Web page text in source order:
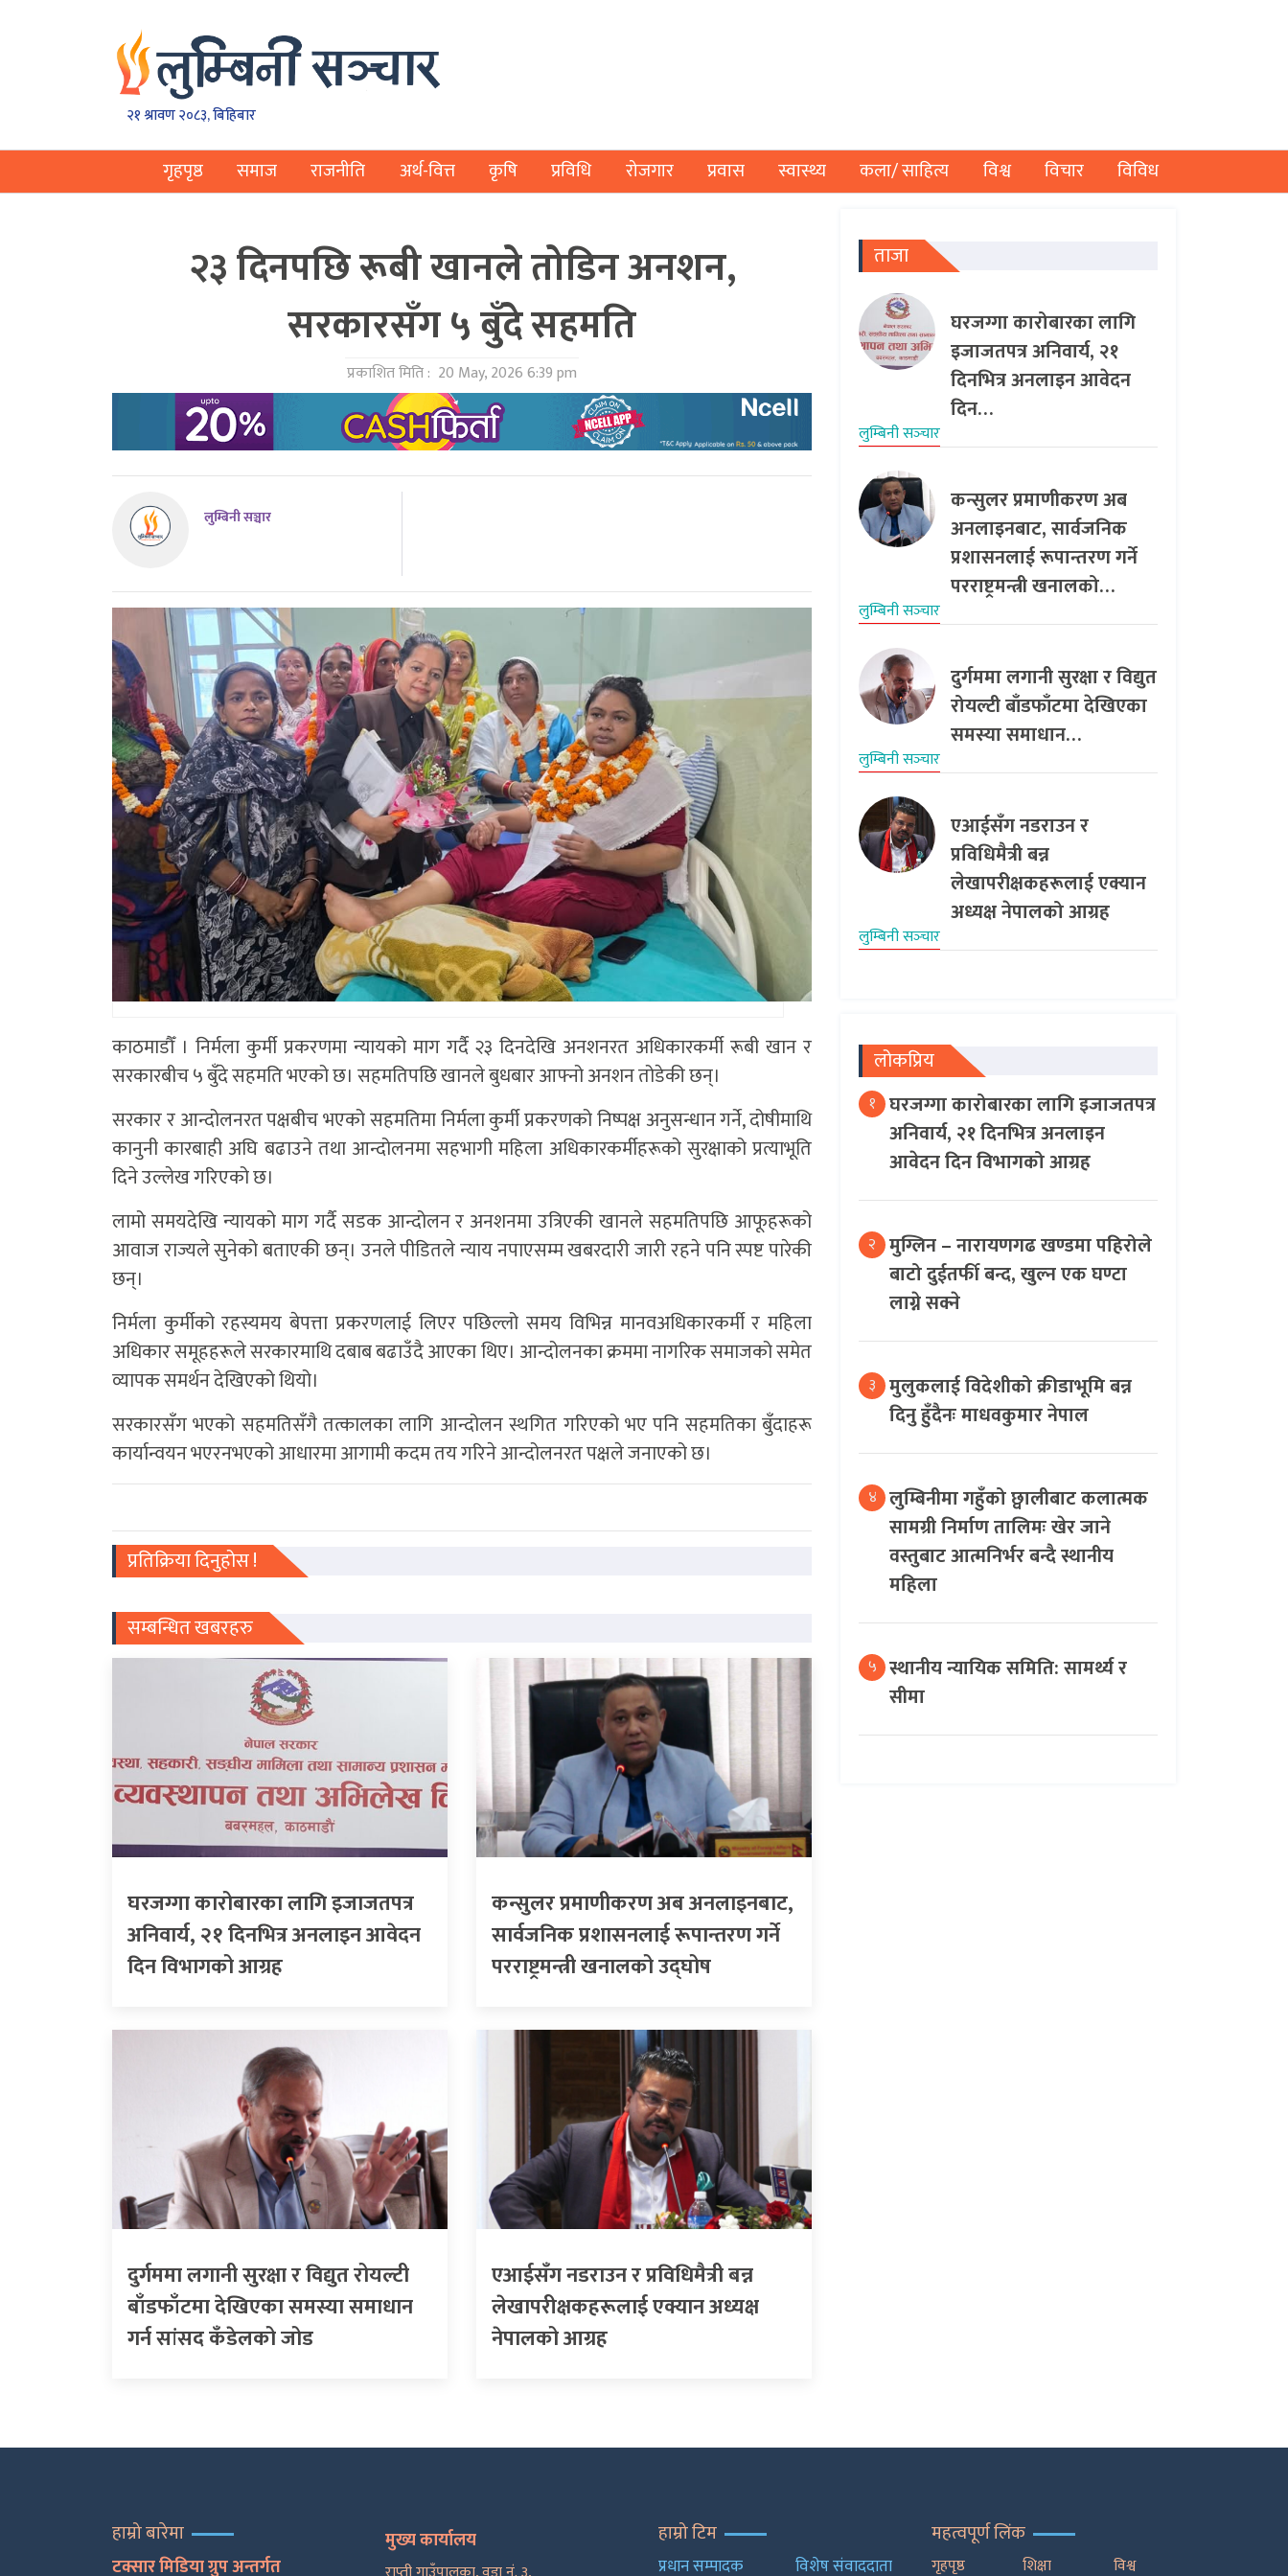
२१ श्रावण २०८३, बिहिबार
गृहपृष्ठ समाज राजनीति अर्थ-वित्त कृषि प्रविधि रोजगार प्रवास स्वास्थ्य कला/ साहित्य विश्व विचार विविध
२३ दिनपछि रूबी खानले तोडिन अनशन,
सरकारसँग ५ बुँदे सहमति
प्रकाशित मिति : 20 May, 2026 6:39 pm
लुम्बिनी सञ्चार
काठमाडौँ । निर्मला कुर्मी प्रकरणमा न्यायको माग गर्दै २३ दिनदेखि अनशनरत अधिकारकर्मी रूबी खान र
सरकारबीच ५ बुँदे सहमति भएको छ। सहमतिपछि खानले बुधबार आफ्नो अनशन तोडेकी छन्।
सरकार र आन्दोलनरत पक्षबीच भएको सहमतिमा निर्मला कुर्मी प्रकरणको निष्पक्ष अनुसन्धान गर्ने, दोषीमाथि
कानुनी कारबाही अघि बढाउने तथा आन्दोलनमा सहभागी महिला अधिकारकर्मीहरूको सुरक्षाको प्रत्याभूति
दिने उल्लेख गरिएको छ।
लामो समयदेखि न्यायको माग गर्दै सडक आन्दोलन र अनशनमा उत्रिएकी खानले सहमतिपछि आफूहरूको
आवाज राज्यले सुनेको बताएकी छन्। उनले पीडितले न्याय नपाएसम्म खबरदारी जारी रहने पनि स्पष्ट पारेकी
छन्।
निर्मला कुर्मीको रहस्यमय बेपत्ता प्रकरणलाई लिएर पछिल्लो समय विभिन्न मानवअधिकारकर्मी र महिला
अधिकार समूहहरूले सरकारमाथि दबाब बढाउँदै आएका थिए। आन्दोलनका क्रममा नागरिक समाजको समेत
व्यापक समर्थन देखिएको थियो।
सरकारसँग भएको सहमतिसँगै तत्कालका लागि आन्दोलन स्थगित गरिएको भए पनि सहमतिका बुँदाहरू
कार्यान्वयन भएरनभएको आधारमा आगामी कदम तय गरिने आन्दोलनरत पक्षले जनाएको छ।
प्रतिक्रिया दिनुहोस !
सम्बन्धित खबरहरु
घरजग्गा कारोबारका लागि इजाजतपत्र
अनिवार्य, २१ दिनभित्र अनलाइन आवेदन
दिन विभागको आग्रह
कन्सुलर प्रमाणीकरण अब अनलाइनबाट,
सार्वजनिक प्रशासनलाई रूपान्तरण गर्ने
परराष्ट्रमन्त्री खनालको उद्घोष
दुर्गममा लगानी सुरक्षा र विद्युत रोयल्टी
बाँडफाँटमा देखिएका समस्या समाधान
गर्न सांसद कँडेलको जोड
एआईसँग नडराउन र प्रविधिमैत्री बन्न
लेखापरीक्षकहरूलाई एक्यान अध्यक्ष
नेपालको आग्रह
ताजा
घरजग्गा कारोबारका लागि
इजाजतपत्र अनिवार्य, २१
दिनभित्र अनलाइन आवेदन
दिन…
लुम्बिनी सञ्‍चार
कन्सुलर प्रमाणीकरण अब
अनलाइनबाट, सार्वजनिक
प्रशासनलाई रूपान्तरण गर्ने
परराष्ट्रमन्त्री खनालको…
लुम्बिनी सञ्‍चार
दुर्गममा लगानी सुरक्षा र विद्युत
रोयल्टी बाँडफाँटमा देखिएका
समस्या समाधान…
लुम्बिनी सञ्‍चार
एआईसँग नडराउन र
प्रविधिमैत्री बन्न
लेखापरीक्षकहरूलाई एक्यान
अध्यक्ष नेपालको आग्रह
लुम्बिनी सञ्‍चार
लोकप्रिय
१ घरजग्गा कारोबारका लागि इजाजतपत्र
अनिवार्य, २१ दिनभित्र अनलाइन
आवेदन दिन विभागको आग्रह
२ मुग्लिन – नारायणगढ खण्डमा पहिरोले
बाटो दुईतर्फी बन्द, खुल्न एक घण्टा
लाग्ने सक्ने
३ मुलुकलाई विदेशीको क्रीडाभूमि बन्न
दिनु हुँदैनः माधवकुमार नेपाल
४ लुम्बिनीमा गहुँको छ्वालीबाट कलात्मक
सामग्री निर्माण तालिमः खेर जाने
वस्तुबाट आत्मनिर्भर बन्दै स्थानीय
महिला
५ स्थानीय न्यायिक समिति: सामर्थ्य र
सीमा
हाम्रो बारेमा
टक्सार मिडिया ग्रुप अन्तर्गत
मुख्य कार्यालय हाम्रो टिम
प्रधान सम्पादक विशेष संवाददाता
महत्वपूर्ण लिंक
गृहपृष्ठ शिक्षा विश्व